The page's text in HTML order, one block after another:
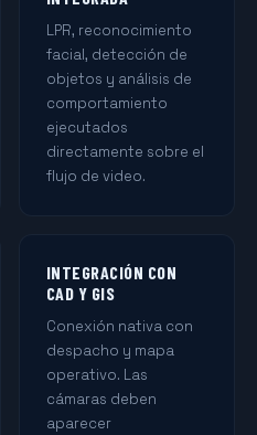
LPR, reconocimiento
facial, detección de
objetos y análisis de
comportamiento
ejecutados
directamente sobre el
flujo de video.
INTEGRACIÓN CON
CAD Y GIS
Conexión nativa con
despacho y mapa
operativo. Las
cámaras deben
aparecer